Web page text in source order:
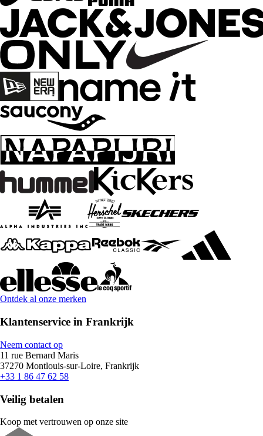
Ontdek al onze merken
Klantenservice in Frankrijk
Neem contact op
11 rue Bernard Maris
37270 Montlouis-sur-Loire, Frankrijk
+33 1 86 47 62 58
Veilig betalen
Koop met vertrouwen op onze site